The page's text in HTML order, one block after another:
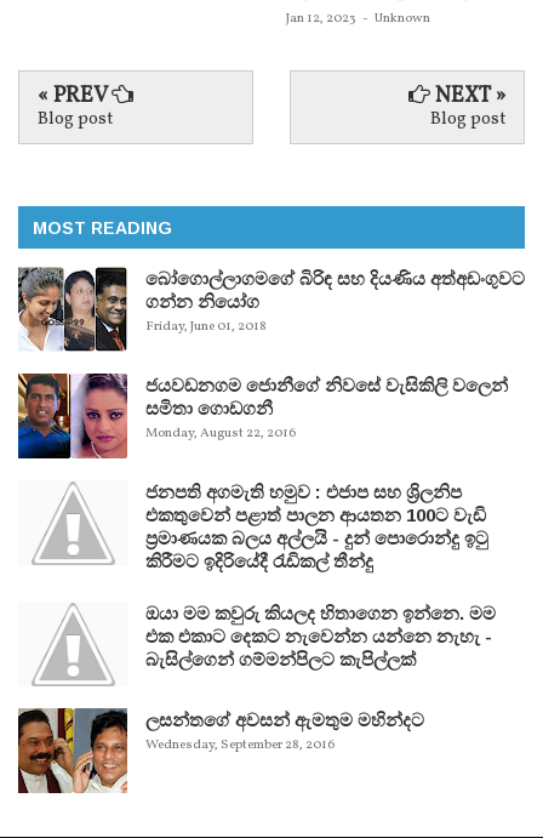
Jan 12, 2023 - Unknown
« PREV
Blog post
NEXT »
Blog post
MOST READING
බෝගොල්ලාගමගේ බිරිඳ සහ දියණිය අත්අඩංගුවට
ගන්න නියෝග
Friday, June 01, 2018
ජයවඩනගම ජොනීගේ නිවසේ වැසිකිලි වලෙන්
සමිතා ගොඩගනී
Monday, August 22, 2016
ජනපති අගමැති හමුව : එජාප සහ ශ්‍රිලනිප
එකතුවෙන් පළාත් පාලන ආයතන 100ට වැඩි
ප්‍රමාණයක බලය අල්ලයි - දුන් පොරොන්දු ඉටු
කිරීමට ඉදිරියේදී රැඩිකල් තීන්දු
ඔයා මම කවුරු කියලද හිතාගෙන ඉන්නෙ. මම
එක එකාට දෙකට නැවෙන්න යන්නෙ නැහැ -
බැසිල්ගෙන් ගම්මන්පිලට කැපිල්ලක්
ලසන්තගේ අවසන් ඇමතුම මහින්දට
Wednesday, September 28, 2016